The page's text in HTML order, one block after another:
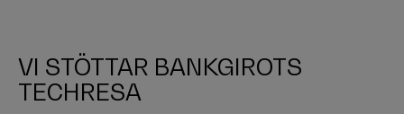
VI STÖTTAR BANKGIROTS
TECHRESA